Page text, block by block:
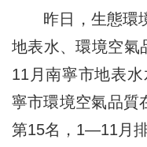
昨日，生態環
地表水、環境空
11月南寧市地表
寧市環境空氣品質
第15名，1—11月